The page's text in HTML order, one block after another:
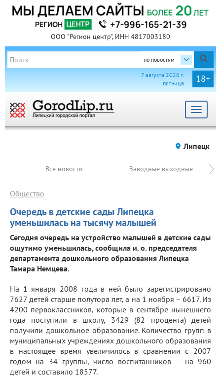
ООО "Регион центр", ИНН 4817003180
по новостям
18+
7 августа 2026 г.
пятница
Toggle
Липецк
Все новости Заводные выходные
Очередь в детские сады Липецка
уменьшилась на тысячу малышей
Общество
Сегодня очередь на устройство малышей в детские сады
ощутимо уменьшилась, сообщила и. о. председателя
департамента дошкольного образования Липецка
Тамара Немцева.
На 1 января 2008 года в ней было зарегистрировано
7627 детей старше полутора лет, а на 1 ноября – 6617. Из
4200 первоклассников, которые в сентябре нынешнего
года поступили в школу, 3429 (82 процента) детей
получили дошкольное образование. Количество групп в
муниципальных учреждениях дошкольного образования
в настоящее время увеличилось в сравнении с 2007
годом на 34 группы, число воспитанников – на 960
детей и составило 18577.